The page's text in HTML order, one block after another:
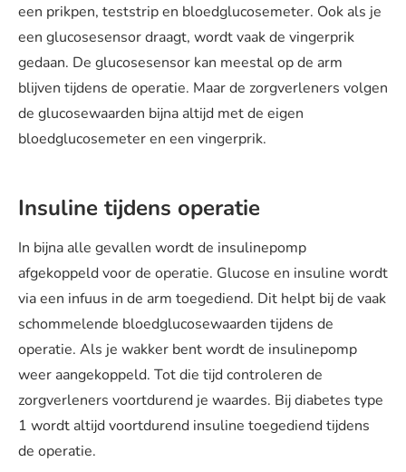
een prikpen, teststrip en bloedglucosemeter. Ook als je
een glucosesensor draagt, wordt vaak de vingerprik
gedaan. De glucosesensor kan meestal op de arm
blijven tijdens de operatie. Maar de zorgverleners volgen
de glucosewaarden bijna altijd met de eigen
bloedglucosemeter en een vingerprik.
Insuline tijdens operatie
In bijna alle gevallen wordt de insulinepomp
afgekoppeld voor de operatie. Glucose en insuline wordt
via een infuus in de arm toegediend. Dit helpt bij de vaak
schommelende bloedglucosewaarden tijdens de
operatie. Als je wakker bent wordt de insulinepomp
weer aangekoppeld. Tot die tijd controleren de
zorgverleners voortdurend je waardes. Bij diabetes type
1 wordt altijd voortdurend insuline toegediend tijdens
de operatie.